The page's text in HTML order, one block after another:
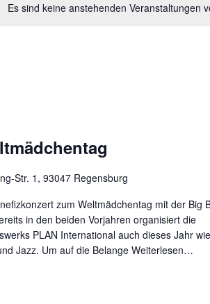
Es sind keine anstehenden Veranstaltungen
Str. 1, 93047 Regensburg
zum Weltmädchentag mit der Big
in den beiden Vorjahren organisiert die
PLAN International auch dieses Jahr
Jazz. Um auf die BelangeWeiterlesen…